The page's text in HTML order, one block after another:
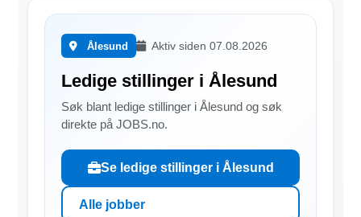
Ålesund Aktiv siden 07.08.2026
Ledige stillinger i Ålesund
Søk blant ledige stillinger i Ålesund og søk
direkte på JOBS.no.
Se ledige stillinger i Ålesund
Alle jobber